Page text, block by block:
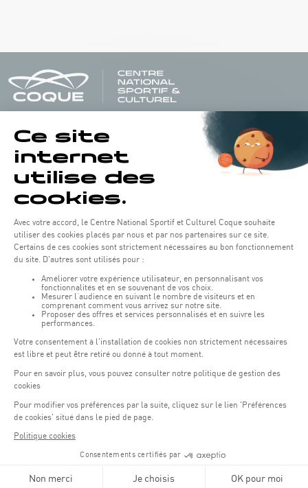
Öffnungszeiten von the Coque:
Montag - Freitag : 06:30 - 22:00 Uhr
Wochenende: 07:30 - 19:00 Uhr
Remember to check the opening hours of each activity.
Zugriff:
COQUE • 2, rue Léon Hengen, Luxembourg (L-1745)
Öffentliche Verkehrsmittel: Tram station "Coque"
Parking Coque
Parken für Coque Kunden(ausser bei Veranstaltungen)
An Veranstaltungstagen in der Coque stehen nur begrenzt Parkplätze zur
Verfügung. Bitte nutzen Sie nach Möglichkeit die öffentlichen Verkehrsmittel.
Erasme (150m) : Kostenpflichtig.